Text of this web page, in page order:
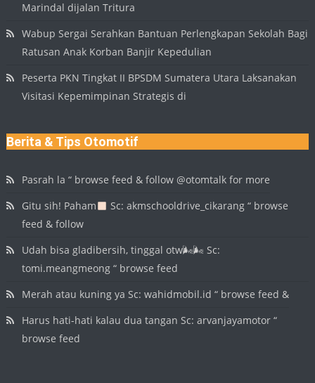
Marindal dijalan Tritura
Wabup Sergai Serahkan Bantuan Perlengkapan Sekolah Bagi
Ratusan Anak Korban Banjir Kepedulian
Peserta PKN Tingkat II BPSDM Sumatera Utara Laksanakan
Visitasi Kepemimpinan Strategis di
Berita & Tips Otomotif
Pasrah la “ browse feed & follow @otomtalk for more
Gitu sih! Paham
Sc: akmschooldrive_cikarang “ browse
feed & follow
Udah bisa gladibersih, tinggal otw🌬🌬 Sc:
tomi.meangmeong “ browse feed
Merah atau kuning ya Sc: wahidmobil.id “ browse feed &
Harus hati-hati kalau dua tangan Sc: arvanjayamotor “
browse feed